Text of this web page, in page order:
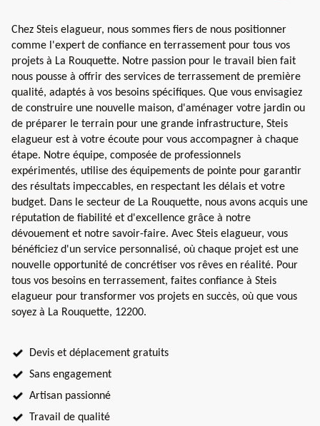
Chez Steis elagueur, nous sommes fiers de nous positionner
comme l'expert de confiance en terrassement pour tous vos
projets à La Rouquette. Notre passion pour le travail bien fait
nous pousse à offrir des services de terrassement de première
qualité, adaptés à vos besoins spécifiques. Que vous envisagiez
de construire une nouvelle maison, d'aménager votre jardin ou
de préparer le terrain pour une grande infrastructure, Steis
elagueur est à votre écoute pour vous accompagner à chaque
étape. Notre équipe, composée de professionnels
expérimentés, utilise des équipements de pointe pour garantir
des résultats impeccables, en respectant les délais et votre
budget. Dans le secteur de La Rouquette, nous avons acquis une
réputation de fiabilité et d'excellence grâce à notre
dévouement et notre savoir-faire. Avec Steis elagueur, vous
bénéficiez d'un service personnalisé, où chaque projet est une
nouvelle opportunité de concrétiser vos rêves en réalité. Pour
tous vos besoins en terrassement, faites confiance à Steis
elagueur pour transformer vos projets en succès, où que vous
soyez à La Rouquette, 12200.
Devis et déplacement gratuits
Sans engagement
Artisan passionné
Travail de qualité